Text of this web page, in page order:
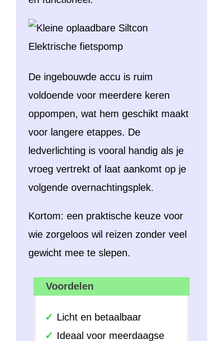
De ingebouwde accu is ruim
voldoende voor meerdere keren
oppompen, wat hem geschikt maakt
voor langere etappes. De
ledverlichting is vooral handig als je
vroeg vertrekt of laat aankomt op je
volgende overnachtingsplek.
Kortom: een praktische keuze voor
wie zorgeloos wil reizen zonder veel
gewicht mee te slepen.
Voordelen
Licht en betaalbaar
Ideaal voor meerdaagse